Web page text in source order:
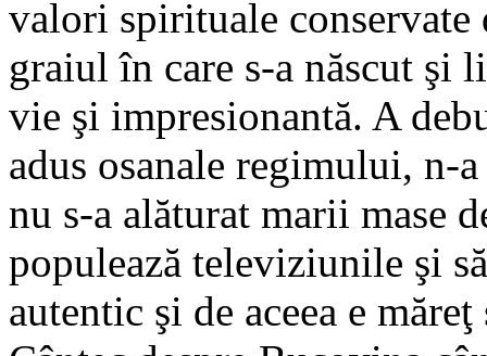
valori spirituale
graiul în care s-a născut şi
vie şi impresionantă. A
adus osanale regimului, n-
nu s-a alăturat marii mase
populează televiziunile şi
autentic şi de aceea e